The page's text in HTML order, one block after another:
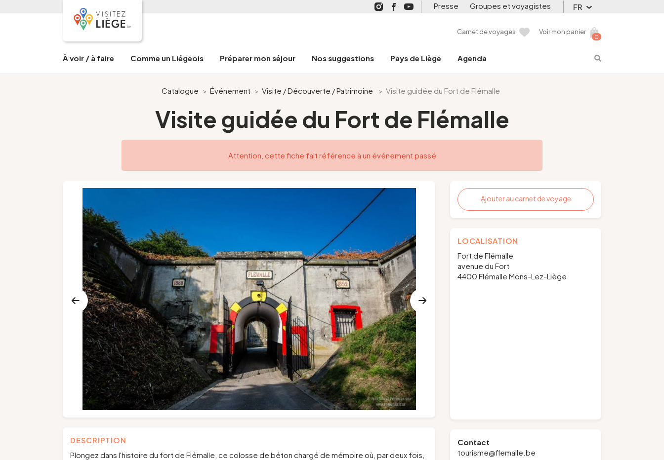
Presse Groupes et voyagistes FR
Carnet de voyages
0
Voir mon panier
À voir / à faire Comme un Liégeois Préparer mon séjour Nos suggestions Pays de Liège Agenda
Catalogue > Événement > Visite / Découverte / Patrimoine > Visite guidée du Fort de Flémalle
Visite guidée du Fort de Flémalle
Attention, cette fiche fait référence à un événement passé
DESCRIPTION
Plongez dans l'histoire du fort de Flémalle, ce colosse de béton chargé de mémoire où, par deux fois,
Ajouter au carnet de voyage
LOCALISATION
Fort de Flémalle
avenue du Fort
4400 Flémalle Mons-Lez-Liège
Contact
tourisme@flemalle.be